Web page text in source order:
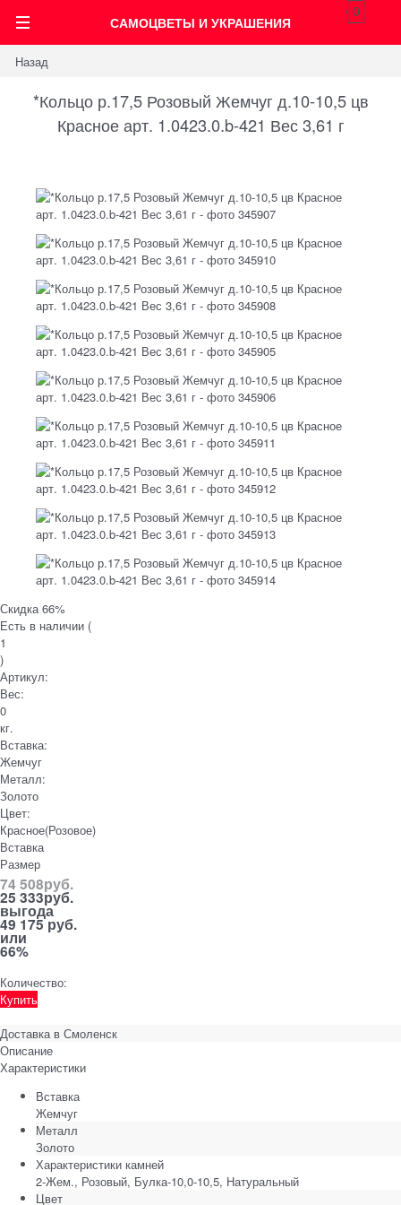
САМОЦВЕТЫ И УКРАШЕНИЯ
0
Назад
*Кольцо р.17,5 Розовый Жемчуг д.10-10,5 цв
Красное арт. 1.0423.0.b-421 Вес 3,61 г
Скидка 66%
Есть в наличии (
1
)
Артикул:
Вес:
0
кг.
Вставка:
Жемчуг
Металл:
Золото
Цвет:
Красное(Розовое)
Вставка
Размер
74 508руб.
25 333руб.
выгода
49 175 руб.
или
66%
Количество:
Купить
Доставка в Смоленск
Описание
Характеристики
Вставка
Жемчуг
Металл
Золото
Характеристики камней
2-Жем., Розовый, Булка-10,0-10,5, Натуральный
Цвет